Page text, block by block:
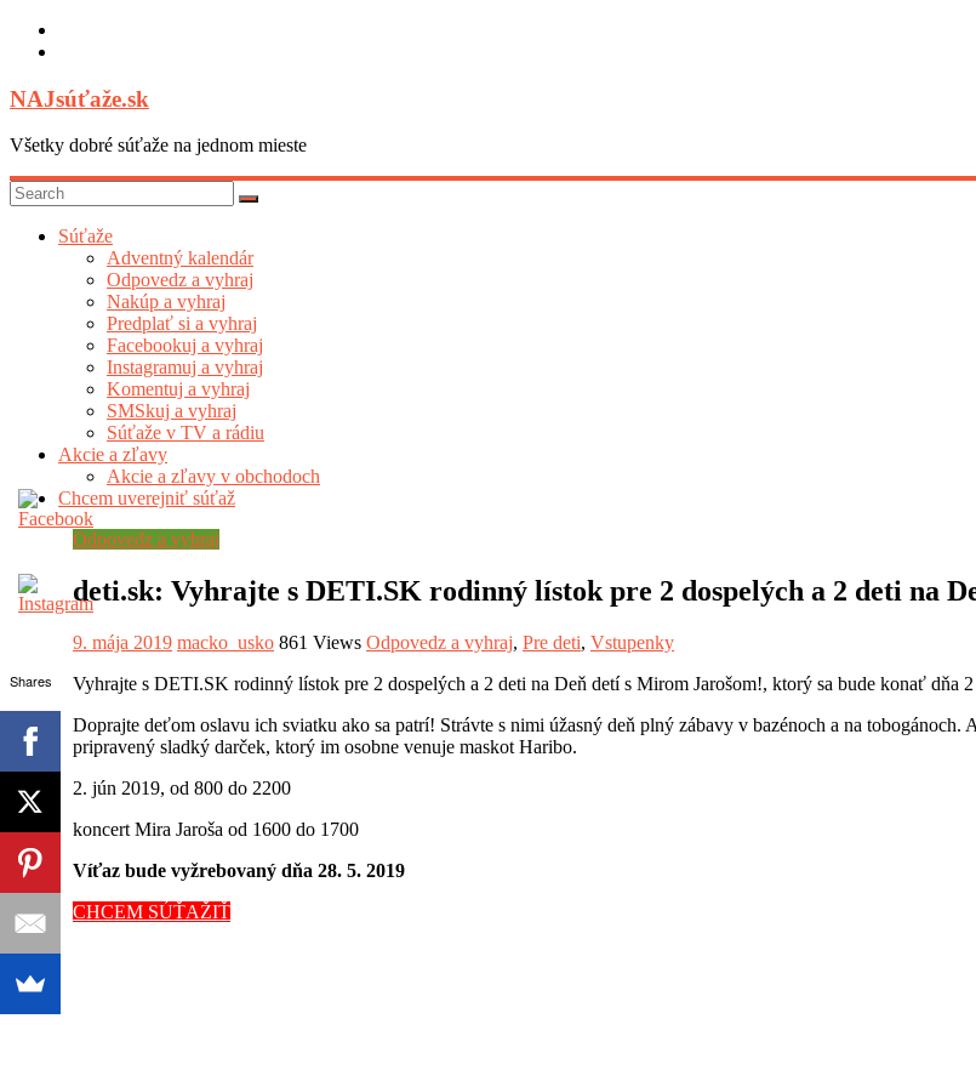
Skip
NAJsúťaže.sk
Všetky dobré súťaže na jednom mieste
Súťaže
Adventný kalendár
Odpovedz a vyhraj
Nakúp a vyhraj
Predplať si a vyhraj
Facebookuj a vyhraj
Instagramuj a vyhraj
Komentuj a vyhraj
SMSkuj a vyhraj
Súťaže v TV a rádiu
Akcie a zľavy
Akcie a zľavy v obchodoch
Chcem uverejniť súťaž
Shares
Odpovedz a vyhraj
deti.sk: Vyhrajte s DETI.SK rodinný lístok pre 2 dospelých a 2 deti na
9. mája 2019 macko_usko 861 Views Odpovedz a vyhraj, Pre deti, Vstupenky
Vyhrajte s DETI.SK rodinný lístok pre 2 dospelých a 2 deti na Deň detí s Mirom Jarošom!, ktorý sa bude konať dňa
Doprajte deťom oslavu ich sviatku ako sa patrí! Strávte s nimi úžasný deň plný zábavy v bazénoch a na
pripravený sladký darček, ktorý im osobne venuje maskot Haribo.
2. jún 2019, od 800 do 2200
koncert Mira Jaroša od 1600 do 1700
Víťaz bude vyžrebovaný dňa 28. 5. 2019
CHCEM SÚŤAŽIŤ